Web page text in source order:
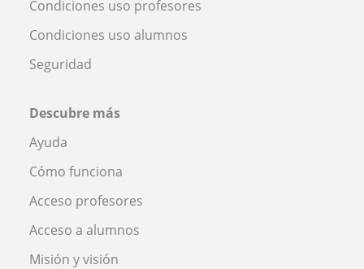
Condiciones uso profesores
Condiciones uso alumnos
Seguridad
Descubre más
Ayuda
Cómo funciona
Acceso profesores
Acceso a alumnos
Misión y visión